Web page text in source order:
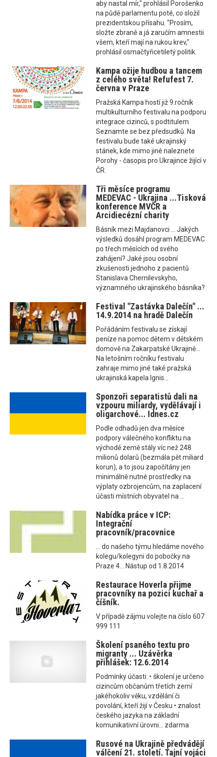
aby nastal mír," prohlásil Porošenko
na půdě parlamentu poté, co složil
prezidentskou přísahu. "Prosím,
složte zbraně a já zaručím amnestii
všem, kteří mají na rukou krev,"
prohlásil osmačtyřicetiletý politik.
Kampa ožije hudbou a tancem
z celého světa! Refufest 7.
června v Praze
Pražská Kampa hostí již 9.ročník
multikulturního festivalu na podporu
integrace cizinců, s podtitulem
Seznamte se bez předsudků. Na
festivalu bude také ukrajinský
stánek, kde mimo jiné naleznete
Porohy - časopis pro Ukrajince žijící v
ČR.
Tři měsíce programu
MEDEVAC - Ukrajina ...Tisková
konference MVČR a
Arcidiecézní charity
Básník mezi Majdanovci ... Jakých
výsledků dosáhl program MEDEVAC
po třech měsících od svého
zahájení? Jaké jsou osobní
zkušenosti jednoho z pacientů
Stanislava Chernilevskyho,
významného ukrajinského básníka?
Festival "Zastávka Dalečín" ...
14.9.2014 na hradě Dalečín
Pořádáním festivalu se získají
peníze na pomoc dětem v dětském
domově na Zakarpatské Ukrajině...
Na letošním ročníku festivalu
zahraje mimo jiné také pražská
ukrajinská kapela Ignis...
Sponzoři separatistů dali na
vzpouru miliardy, vydělávají i
oligarchové... Idnes.cz
Podle odhadů jen dva měsíce
podpory válečného konfliktu na
východě země stály víc než 248
milionů dolarů (bezmála pět miliard
korun), a to jsou započítány jen
minimálně nutné prostředky na
výplaty ozbrojencům, na zaplacení
účasti místních obyvatel na ...
Nabídka práce v ICP:
Integrační
pracovník/pracovnice
... do našeho týmu hledáme nového
kolegu/kolegyni do pobočky na
Praze 4... Nástup od 1.8.2014
Restaurace Hoverla přijme
pracovníky na pozici kuchař a
číšník.
V případě zájmu volejte na číslo 607
999 111
Školení psaného textu pro
migranty ... Uzávěrka
přihlášek: 12.6.2014
Podmínky účasti: • školení je určeno
cizincům občanům třetích zemí
jakéhokoliv věku, vzdělání či
povolání, kteří žijí v Česku • znalost
českého jazyka na základní
komunikativní úrovni... zdarma
Rusové na Ukrajině předvádějí
válčení 21. století. Tajní vojáci